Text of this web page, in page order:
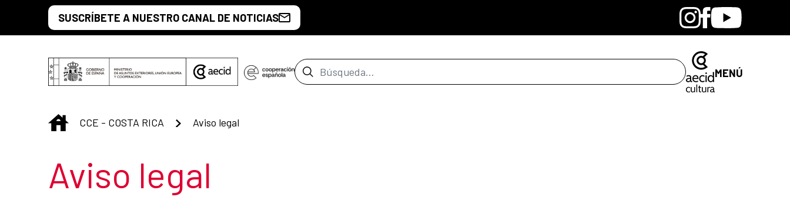
Saltar al contenido principal
SUSCRÍBETE A NUESTRO CANAL DE NOTICIAS BandcampInstagram
Facebook
Youtube
Barra de búsqueda MENÚ
INICIO
CCE - COSTA RICA Aviso legal
Título de la sección
Aviso legal